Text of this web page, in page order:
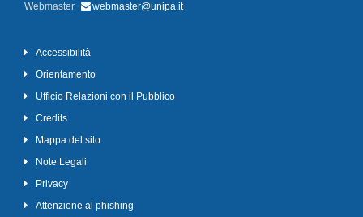
Webmaster
webmaster@unipa.it
Accessibilità
Orientamento
Ufficio Relazioni con il Pubblico
Credits
Mappa del sito
Note Legali
Privacy
Attenzione al phishing